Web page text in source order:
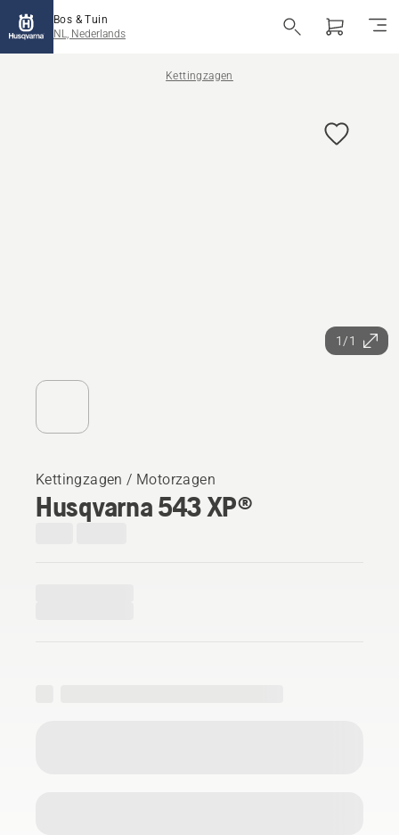
Bos & Tuin
NL, Nederlands
Kettingzagen
1/1
Kettingzagen / Motorzagen
Husqvarna 543 XP®